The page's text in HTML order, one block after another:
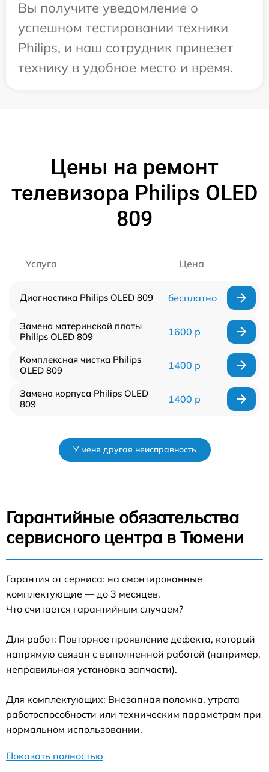
Вы получите уведомление о
успешном тестировании техники
Philips, и наш сотрудник привезет
технику в удобное место и время.
Цены на ремонт
телевизора Philips OLED
809
Услуга Цена
Диагностика Philips OLED 809 бесплатно
Замена материнской платы
Philips OLED 809
1600 р
Комплексная чистка Philips
OLED 809
1400 р
Замена корпуса Philips OLED
809
1400 р
У меня другая неисправность
Гарантийные обязательства
сервисного центра в Тюмени
Гарантия от сервиса: на смонтированные
комплектующие — до 3 месяцев.
Что считается гарантийным случаем?
Для работ: Повторное проявление дефекта, который
напрямую связан с выполненной работой (например,
неправильная установка запчасти).
Для комплектующих: Внезапная поломка, утрата
работоспособности или техническим параметрам при
нормальном использовании.
Показать полностью